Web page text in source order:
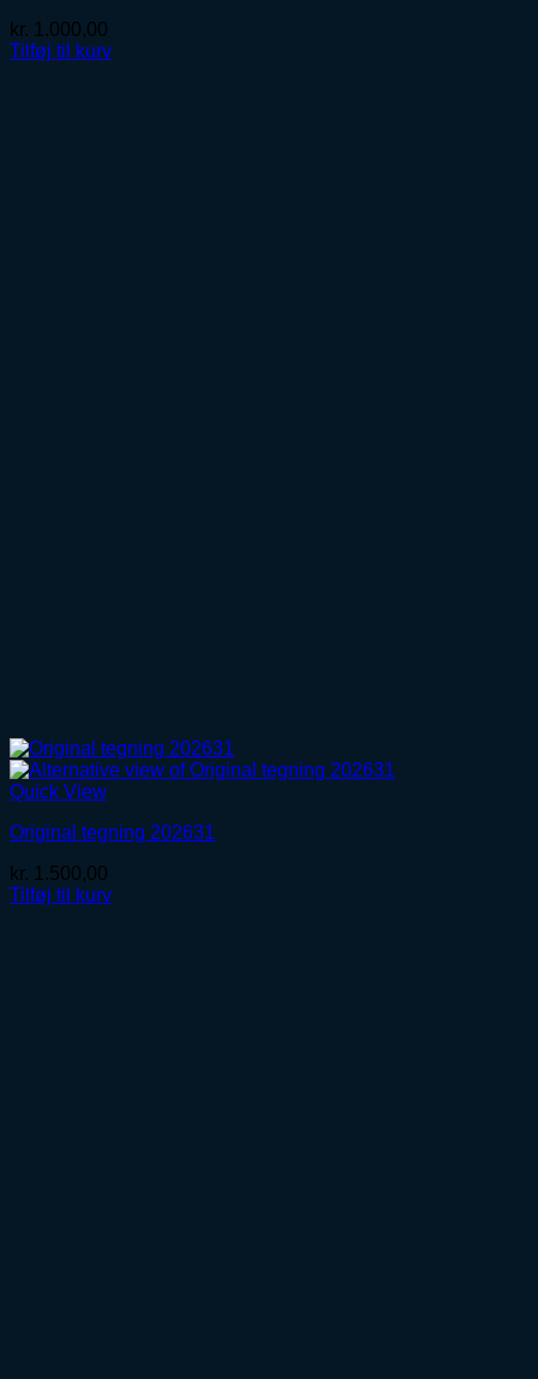
kr. 1.000,00
Tilføj til kurv
Quick View
Original tegning 202631
kr. 1.500,00
Tilføj til kurv